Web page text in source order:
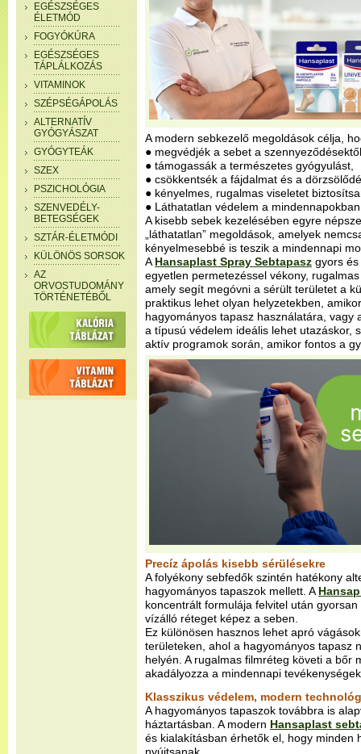
EGÉSZSÉGES
ÉLETMÓD
FOGYÓKÚRA
EGÉSZSÉGES
TÁPLÁLKOZÁS
VITAMINOK
SZÉPSÉGÁPOLÁS
ALTERNATÍV
GYÓGYÁSZAT
GYÓGYTEÁK
SZEX
PSZICHOLÓGIA
SZENVEDÉLY-
BETEGSÉGEK
SZTÁR-ÉLETMÓDI
KÜLÖNÖS SORSOK
AZ
ORVOSTUDOMÁNY
TÖRTÉNETÉBŐL
A modern sebkezelő megoldások célja,
● megvédjék a sebet a
● támogassák a természetes gyógyulást,
● csökkentsék a fájdalmat és a
● kényelmes, rugalmas viseletet
● Láthatatlan védelem a
A kisebb sebek kezelésében egyre
„láthatatlan” megoldások, amelyek
kényelmesebbé is teszik a mindennapi
A Hansaplast Spray Sebtapasz gyors
egyetlen permetezéssel vékony,
amely segít megóvni a sérült területet a
praktikus lehet olyan helyzetekben,
hagyományos tapasz használatára, vagy
a típusú védelem ideális lehet utazáskor,
aktív programok során, amikor fontos a
Precíz ápolás kisebb sérülésekre
A folyékony sebfedők szintén hatékony
hagyományos tapaszok mellett. A
koncentrált formulája felvitel után
vízálló réteget képez a seben.
Ez különösen hasznos lehet apró
területeken, ahol a hagyományos tapasz
helyén. A rugalmas filmréteg követi a bőr
akadályozza a mindennapi
Klasszikus védelem, modern
A hagyományos tapaszok továbbra is
háztartásban. A modern Hansaplast
és kialakításban érhetők el, hogy minden